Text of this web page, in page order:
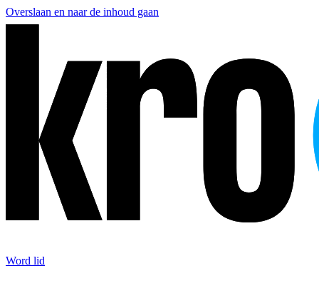
Overslaan en naar de inhoud gaan
Word lid